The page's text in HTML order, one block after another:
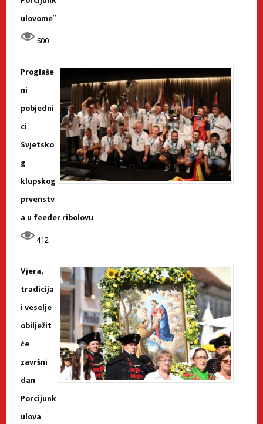
ulovome”
500
Proglaše
ni
pobjedni
ci
Svjetsko
g
klupskog
prvenstv
a u feeder ribolovu
412
Vjera,
tradicija
i veselje
obilježit
će
završni
dan
Porcijunk
ulova